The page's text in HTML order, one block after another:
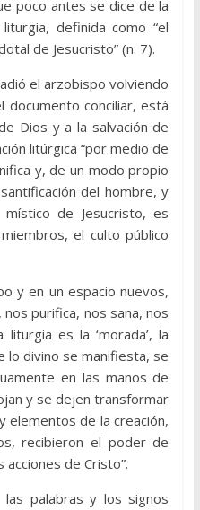
poco antes se dice de la
definida como “el
de Jesucristo” (n. 7).
el arzobispo volviendo
conciliar, está
Dios y a la salvación de
litúrgica “por medio de
y, de un modo propio
del hombre, y
de Jesucristo, es
el culto público
y en un espacio nuevos,
purifica, nos sana, nos
es la ‘morada’, la
lo divino se manifiesta, se
en las manos de
y se dejen transformar
elementos de la creación,
recibieron el poder de
de Cristo”.
palabras y los signos